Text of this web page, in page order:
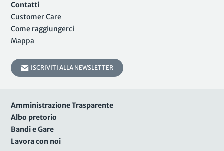
Contatti
Customer Care
Come raggiungerci
Mappa
ISCRIVITI ALLA NEWSLETTER
Amministrazione Trasparente
Albo pretorio
Bandi e Gare
Lavora con noi